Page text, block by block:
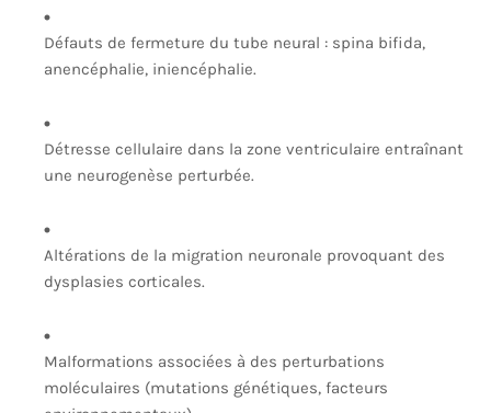
Défauts de fermeture du tube neural : spina bifida,
anencéphalie, iniencéphalie.
Détresse cellulaire dans la zone ventriculaire entraînant
une neurogenèse perturbée.
Altérations de la migration neuronale provoquant des
dysplasies corticales.
Malformations associées à des perturbations
moléculaires (mutations génétiques, facteurs